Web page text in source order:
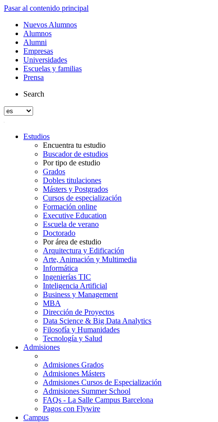
Pasar al contenido principal
Nuevos Alumnos
Alumnos
Alumni
Empresas
Universidades
Escuelas y familias
Prensa
Search
Estudios
Encuentra tu estudio
Buscador de estudios
Por tipo de estudio
Grados
Dobles titulaciones
Másters y Postgrados
Cursos de especialización
Formación online
Executive Education
Escuela de verano
Doctorado
Por área de estudio
Arquitectura y Edificación
Arte, Animación y Multimedia
Informática
Ingenierías TIC
Inteligencia Artificial
Business y Management
MBA
Dirección de Proyectos
Data Science & Big Data Analytics
Filosofía y Humanidades
Tecnología y Salud
Admisiones
Admisiones Grados
Admisiones Másters
Admisiones Cursos de Especialización
Admisiones Summer School
FAQs - La Salle Campus Barcelona
Pagos con Flywire
Campus